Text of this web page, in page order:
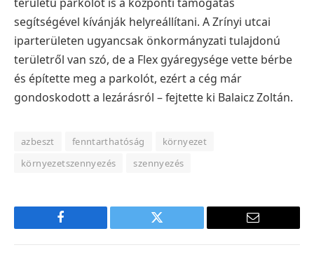
segítségével kívánják helyreállítani. A Zrínyi utcai
iparterületen ugyancsak önkormányzati tulajdonú
területről van szó, de a Flex gyáregysége vette bérbe
és építette meg a parkolót, ezért a cég már
gondoskodott a lezárásról – fejtette ki Balaicz Zoltán.
azbeszt fenntarthatóság
környezet
környezetszennyezés
szennyezés
Facebook Twitter
E-